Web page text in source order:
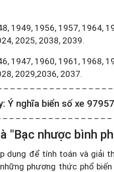
1949, 1956, 1957, 1964,
2025, 2038, 2039.
1947, 1960, 1961, 1968,
2029,2036, 2037.
Ý nghĩa biển số xe
"Bạc nhược bình
dụng để tính toán và giải
phương thức phổ